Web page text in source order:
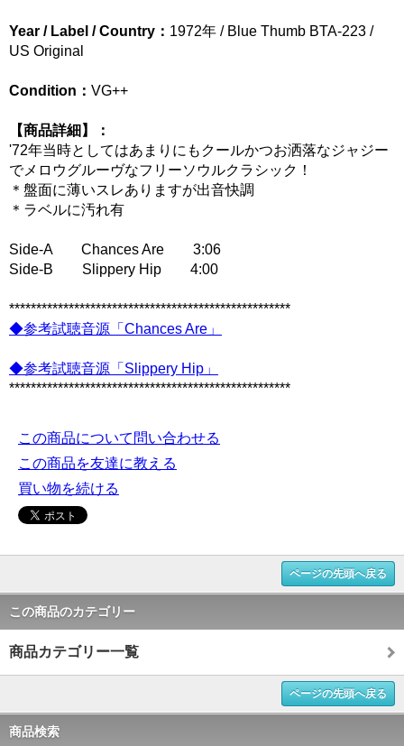
Year / Label / Country： 1972年 / Blue Thumb BTA-223 /
US Original
Condition： VG++
【商品詳細】：
'72年当時としてはあまりにもクールかつお洒落なジャジー
でメロウグルーヴなフリーソウルクラシック！
＊盤面に薄いスレありますが出音快調
＊ラベルに汚れ有
Side-A Chances Are 3:06
Side-B Slippery Hip 4:00
****************************************************
◆参考試聴音源「Chances Are」
◆参考試聴音源「Slippery Hip」
****************************************************
この商品について問い合わせる
この商品を友達に教える
買い物を続ける
ページの先頭へ戻る
この商品のカテゴリー
商品カテゴリー一覧
ページの先頭へ戻る
商品検索